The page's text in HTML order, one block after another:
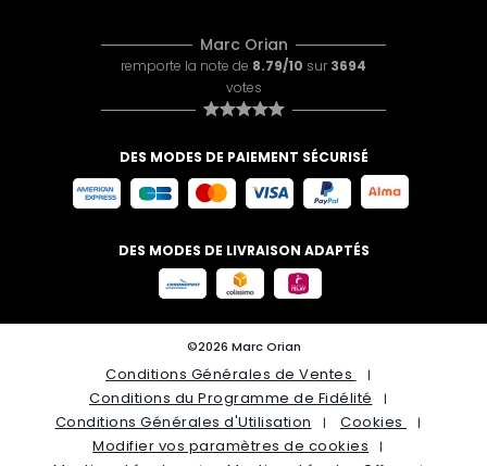
Marc Orian
remporte la note de 8.79/10 sur 3694
votes
DES MODES DE PAIEMENT SÉCURISÉ
DES MODES DE LIVRAISON ADAPTÉS
©2026 Marc Orian
Conditions Générales de Ventes
Conditions du Programme de Fidélité
Conditions Générales d'Utilisation
Cookies
Modifier vos paramètres de cookies